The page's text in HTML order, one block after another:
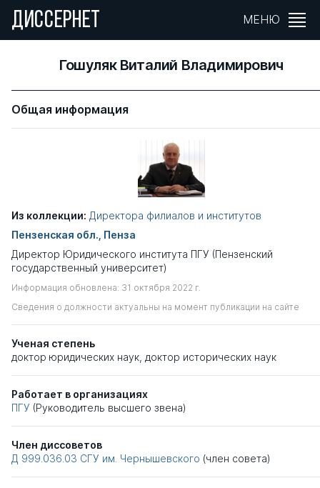
ДИССЕРНЕТ МЕНЮ
Гошуляк Виталий Владимирович
Общая информация
Из коллекции: Директора филиалов и институтов
Пензенская обл., Пенза
Директор Юридического института ПГУ (Пензенский
государственный университет)
Информация обновлена: 31 октября 2022 г.
Сведения о должности актуальны на момент публикации на сайте
Ученая степень
доктор юридических наук доктор исторических наук
Работает в организациях
ПГУ (Руководитель высшего звена)
Член диссоветов
Д 999.036.03 СГУ им. Чернышевского (член совета)